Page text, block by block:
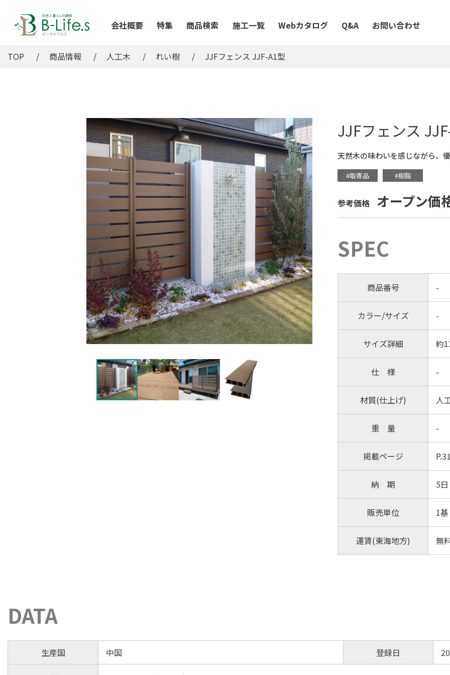
会社概要 特集 商品検索 施工一覧 Webカタログ Q&A お問い合わせ
TOP 商品情報 人工木 れい樹 JJFフェンス JJF-A1型
JJFフェンス
天然木の味わいを感じながら、
#取寄品 #樹脂
参考価格 オープン価
SPEC
商品番号 -
カラー/サイズ -
サイズ詳細 約
仕 様 -
材質(仕上げ) 人
重 量 -
掲載ページ
納 期 5日
販売単位 1基
運賃(東海地方) 無
DATA
生産国 中国 登録日